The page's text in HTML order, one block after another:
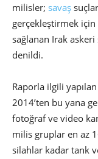
milisler; savaş
gerçekleştirmek
sağlanan Irak askeri
denildi.
Raporla ilgili yapılan
2014’ten bu yana
fotoğraf ve video
milis gruplar en az
silahlar kadar tank